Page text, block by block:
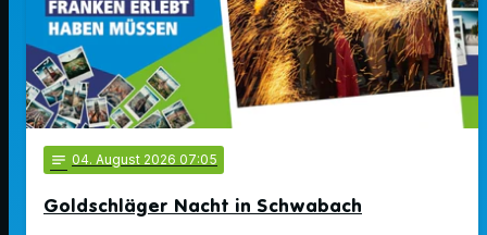
notes 04. August 2026 07:05
Goldschläger Nacht in Schwabach